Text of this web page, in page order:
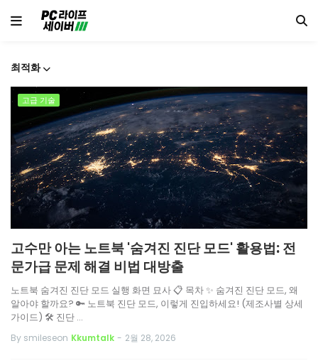
최적화
고급 기술
고수만 아는 노트북 '숨겨진 진단 모드' 활용법: 전
문가급 문제 해결 비법 대방출
노트북 숨겨진 진단 모드 실행 화면 묘사 📋 목차 ✨ 숨겨진 진단 모드, 왜
알아야 할까요? 🔑 노트북 진단 모드, 이렇게 진입하세요! (제조사별 상세
가이드) 🛠️ 진단 …
By smileseon Kkumtalk - 2월 28, 2026